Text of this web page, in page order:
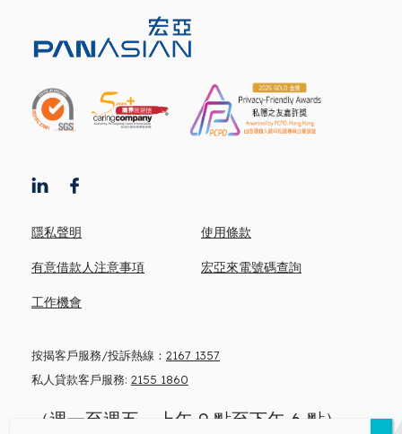
按揭客戶服務/投訴熱線： 2167 1357
私人貸款客戶服務: 2155 1860
（週一至週五，上午 9 點至下午 6 點）
隱私聲明 使用條款
有意借款人注意事項 宏亞來電號碼查詢
工作機會